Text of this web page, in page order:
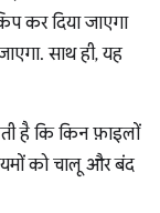
कर दिया जाएगा
साथ ही, यह
है कि किन फ़ाइलों
को चालू और बंद